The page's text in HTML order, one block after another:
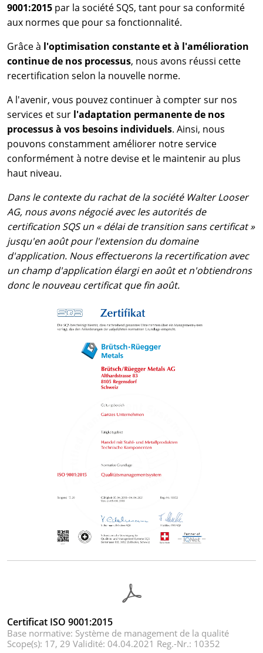
9001:2015 par la société SQS, tant pour sa conformité
aux normes que pour sa fonctionnalité.
Grâce à l'optimisation constante et à l'amélioration
continue de nos processus, nous avons réussi cette
recertification selon la nouvelle norme.
A l'avenir, vous pouvez continuer à compter sur nos
services et sur l'adaptation permanente de nos
processus à vos besoins individuels. Ainsi, nous
pouvons constamment améliorer notre service
conformément à notre devise et le maintenir au plus
haut niveau.
Dans le contexte du rachat de la société Walter Looser
AG, nous avons négocié avec les autorités de
certification SQS un « délai de transition sans certificat »
jusqu'en août pour l'extension du domaine
d'application. Nous effectuerons la recertification avec
un champ d'application élargi en août et n'obtiendrons
donc le nouveau certificat que fin août.
Certificat ISO 9001:2015
Base normative: Système de management de la qualité
Scope(s): 17, 29 Validité: 04.04.2021 Reg.-Nr.: 10352